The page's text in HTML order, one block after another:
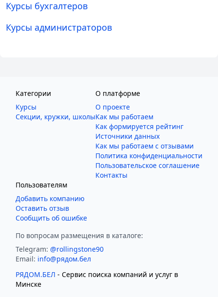
Курсы бухгалтеров
Курсы администраторов
Категории
Курсы
Секции, кружки, школы
О платформе
О проекте
Как мы работаем
Как формируется рейтинг
Источники данных
Как мы работаем с отзывами
Политика конфиденциальности
Пользовательское соглашение
Контакты
Пользователям
Добавить компанию
Оставить отзыв
Сообщить об ошибке
По вопросам размещения в каталоге:
Telegram: @rollingstone90
Email: info@рядом.бел
РЯДОМ.БЕЛ - Cервис поиска компаний и услуг в
Минске